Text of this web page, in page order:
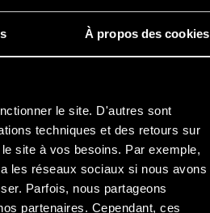
À propos des cookies
le site. D'autres sont
techniques et des retours sur
site à vos besoins. Par exemple,
les réseaux sociaux si nous avons
Parfois, nous partageons
partenaires. Cependant, ces